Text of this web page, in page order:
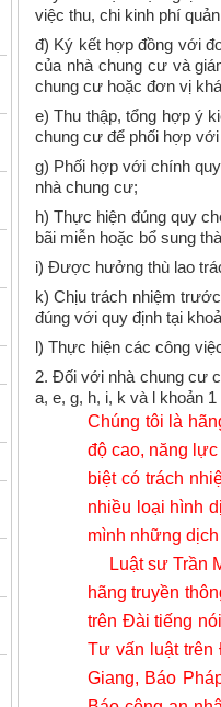
việc thu, chi kinh phí
đ) Ký kết hợp đồng với
của nhà chung cư và
chung cư hoặc đơn vị
e) Thu thập, tổng hợp ý
chung cư để phối hợp
g) Phối hợp với chính
nhà chung cư;
h) Thực hiện đúng quy
bãi miễn hoặc bổ sung
i) Được hưởng thù lao
k) Chịu trách nhiệm
đúng với quy định tại
l) Thực hiện các công
2. Đối với nhà chung cư
a, e, g, h, i, k và l khoản
Chúng tôi là
độ cao, năng
biệt có trách
nhiều loại hình
mình những
Luật sư Trần
hãng truyền
trên Đài tiếng
Tư vấn luật trên
Giang, Báo